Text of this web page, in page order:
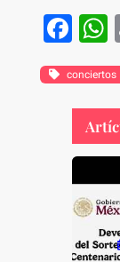
F
a
c
e
b
o
o
k
conciertos